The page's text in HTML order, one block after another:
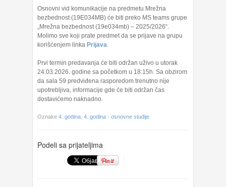
Osnovni vid komunikacije na predmetu Mrežna
bezbednost (19E034MB) će biti preko MS teams grupe
„Mrežna bezbednost (19e034mb) – 2025/2026“.
Molimo sve koji prate predmet da se prijave na grupu
korišćenjem linka Prijava.
Prvi termin predavanja će biti održan uživo u utorak
24.03.2026. godine sa početkom u 18:15h. Sa obzirom
da sala 59 predviđena rasporedom trenutno nije
upotrebljiva, informacije gde će biti održan čas
dostavićemo naknadno.
Oznake 4. godina 4. godina - osnovne studije
Podeli sa prijateljima